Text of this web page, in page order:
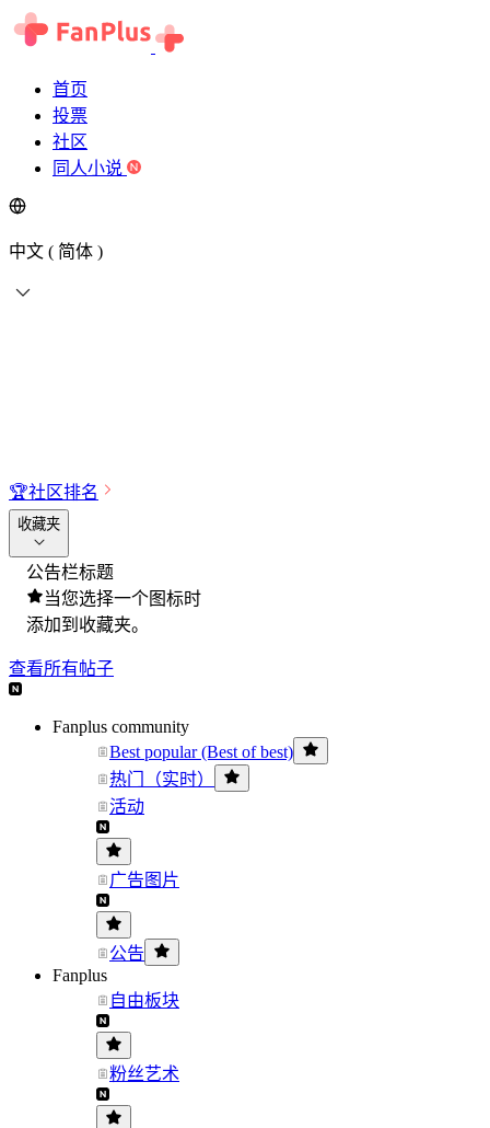
首页
投票
社区
同人小说
中文 ( 简体 )
🏆社区排名
收藏夹
公告栏标题
当您选择一个图标时
添加到收藏夹。
查看所有帖子
Fanplus community
Best popular (Best of best)
热门（实时）
活动
广告图片
公告
Fanplus
自由板块
粉丝艺术